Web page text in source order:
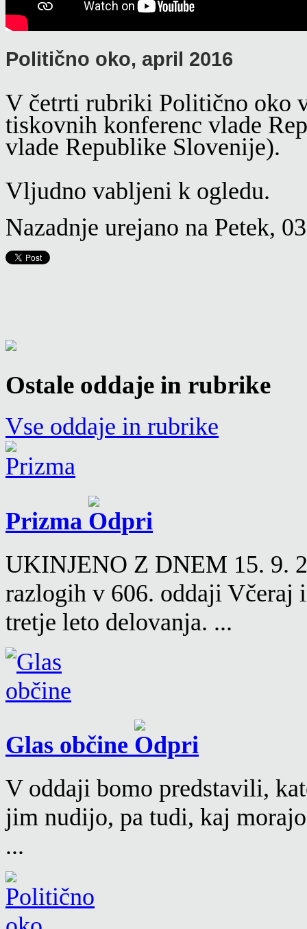
Politično oko, april 2016
V četrti rubriki Politično oko
tiskovnih konferenc vlade
vlade Republike Slovenije).
Vljudno vabljeni k ogledu.
Nazadnje urejano na Petek,
Ostale oddaje in rubrike
Vse oddaje in rubrike
Prizma
UKINJENO Z DNEM 15. 9.
razlogih v 606. oddaji Včeraj
tretje leto delovanja. ...
Glas občine
V oddaji bomo predstavili,
jim nudijo, pa tudi, kaj
...